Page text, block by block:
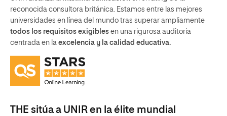
reconocida consultora británica. Estamos entre las mejores
universidades en línea del mundo tras superar ampliamente
todos los requisitos exigibles en una rigurosa auditoria
centrada en la excelencia y la calidad educativa.
THE sitúa a UNIR en la élite mundial